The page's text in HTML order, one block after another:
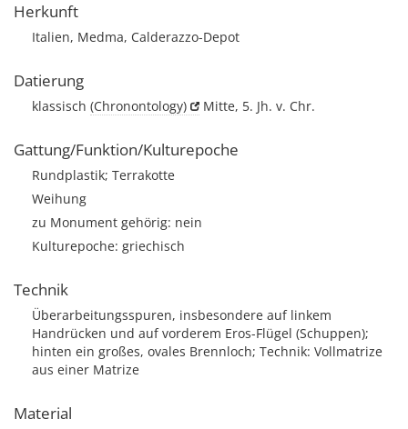
Herkunft
Italien, Medma, Calderazzo-Depot
Datierung
klassisch (Chronontology) Mitte, 5. Jh. v. Chr.
Gattung/Funktion/Kulturepoche
Rundplastik; Terrakotte
Weihung
zu Monument gehörig: nein
Kulturepoche: griechisch
Technik
Überarbeitungsspuren, insbesondere auf linkem
Handrücken und auf vorderem Eros-Flügel (Schuppen);
hinten ein großes, ovales Brennloch; Technik: Vollmatrize
aus einer Matrize
Material